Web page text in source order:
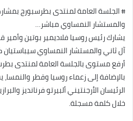
# الجلسة العامة لمنتدى بطرسبورج
والمستشار النمساوي مباشر…
يشارك رئيس روسيا فلاديمير بوتين
آل ثاني والمستشار النمساوي
أرفع مستوى بالجلسة العامة لمنتدى
بالإضافة إلى زعماء روسيا وقطر
الرئيسان الأرجنتيني ألبيرتو فرنانديز
خلال كلمة مسجلة.